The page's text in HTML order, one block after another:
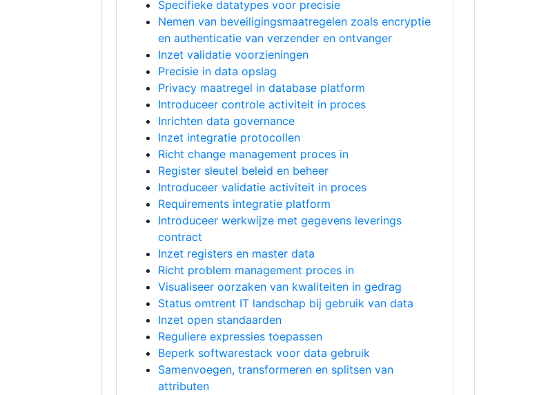
Specifieke datatypes voor precisie
Nemen van beveiligingsmaatregelen zoals encryptie
en authenticatie van verzender en ontvanger
Inzet validatie voorzieningen
Precisie in data opslag
Privacy maatregel in database platform
Introduceer controle activiteit in proces
Inrichten data governance
Inzet integratie protocollen
Richt change management proces in
Register sleutel beleid en beheer
Introduceer validatie activiteit in proces
Requirements integratie platform
Introduceer werkwijze met gegevens leverings
contract
Inzet registers en master data
Richt problem management proces in
Visualiseer oorzaken van kwaliteiten in gedrag
Status omtrent IT landschap bij gebruik van data
Inzet open standaarden
Reguliere expressies toepassen
Beperk softwarestack voor data gebruik
Samenvoegen, transformeren en splitsen van
attributen